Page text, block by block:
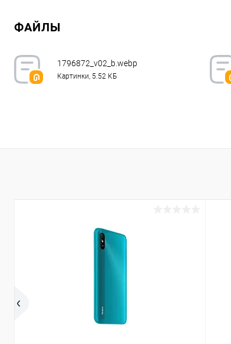
В избранное В наличии
ФАЙЛЫ
1796872_v02_b.webp
Картинки, 5.52 КБ